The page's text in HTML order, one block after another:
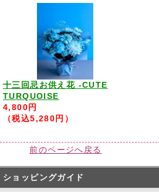
十三回忌お供え花 -CUTE
TURQUOISE
4,800円
（税込5,280円）
前のページへ戻る
ショッピングガイド